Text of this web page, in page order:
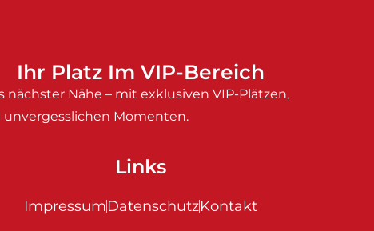
Ihr Platz Im VIP-Bereich
Nähe – mit exklusiven VIP-Plätzen,
Momenten.
Links
ImpressumDatenschutzKontakt